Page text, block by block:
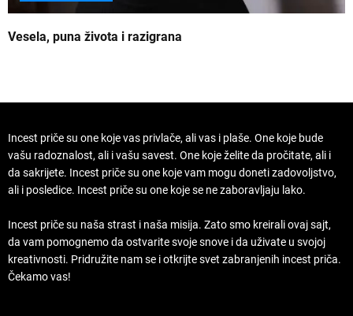
Vesela, puna života i razigrana
Incest priče su one koje vas privlače, ali vas i plaše. One koje bude
vašu radoznalost, ali i vašu savest. One koje želite da pročitate, ali i
da sakrijete. Incest priče su one koje vam mogu doneti zadovoljstvo,
ali i posledice. Incest priče su one koje se ne zaboravljaju lako.
Incest priče su naša strast i naša misija. Zato smo kreirali ovaj sajt,
da vam pomognemo da ostvarite svoje snove i da uživate u svojoj
kreativnosti. Pridružite nam se i otkrijte svet zabranjenih incest priča.
Čekamo vas!